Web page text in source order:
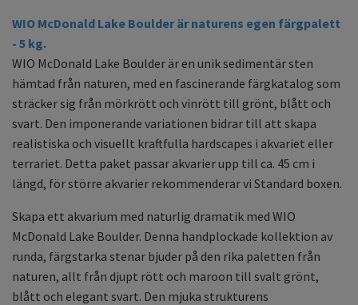
WIO McDonald Lake Boulder är naturens egen färgpalett
- 5 kg.
WIO McDonald Lake Boulder är en unik sedimentär sten
hämtad från naturen, med en fascinerande färgkatalog som
sträcker sig från mörkrött och vinrött till grönt, blått och
svart. Den imponerande variationen bidrar till att skapa
realistiska och visuellt kraftfulla hardscapes i akvariet eller
terrariet. Detta paket passar akvarier upp till ca. 45 cm i
längd, för större akvarier rekommenderar vi Standard boxen.
Skapa ett akvarium med naturlig dramatik med WIO
McDonald Lake Boulder. Denna handplockade kollektion av
runda, färgstarka stenar bjuder på den rika paletten från
naturen, allt från djupt rött och maroon till svalt grönt,
blått och elegant svart. Den mjuka strukturens